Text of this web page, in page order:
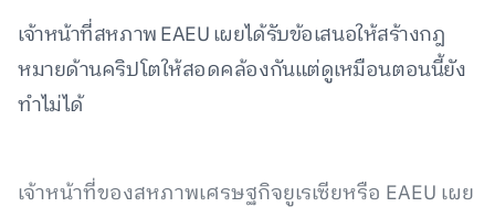
เจ้าหน้าที่สหภาพ EAEU เผยได้รับข้อเสนอให้สร้างกฎ
หมายด้านคริปโตให้สอดคล้องกันแต่ดูเหมือนตอนนี้ยัง
ทำไม่ได้
เจ้าหน้าที่ของสหภาพเศรษฐกิจยูเรเซียหรือ EAEU เผย